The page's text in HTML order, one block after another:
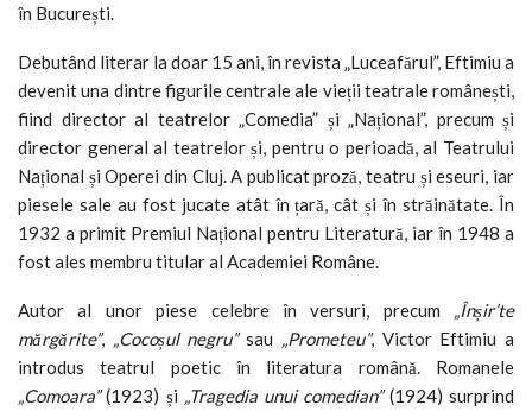
în București.
Debutând literar la doar 15 ani, în revista „Luceafărul”, Eftimiu a
devenit una dintre figurile centrale ale vieții teatrale românești,
fiind director al teatrelor „Comedia” și „Național”, precum și
director general al teatrelor și, pentru o perioadă, al Teatrului
Național și Operei din Cluj. A publicat proză, teatru și eseuri, iar
piesele sale au fost jucate atât în țară, cât și în străinătate. În
1932 a primit Premiul Național pentru Literatură, iar în 1948 a
fost ales membru titular al Academiei Române.
Autor al unor piese celebre în versuri, precum „Înșir’te
mărgărite”, „Cocoșul negru”sau „Prometeu”, Victor Eftimiu a
introdus teatrul poetic în literatura română. Romanele
„Comoara”(1923) și „Tragedia unui comedian”(1924) surprind